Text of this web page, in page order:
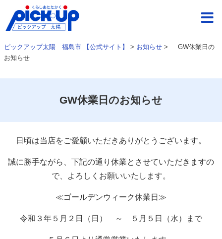
ピックアップ太陽 福島市 【公式サイト】 > お知らせ >
GW休業日の
お知らせ
GW休業日のお知らせ
日頃は当店をご愛顧いただきありがとうございます。
誠に勝手ながら、下記の通り休業とさせていただきますの
で、よろしくお願いいたします。
≪ゴールデンウィーク休業日≫
令和３年５月２日（日） ～ ５月５日（水）まで